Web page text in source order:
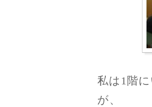
私は1階
が、